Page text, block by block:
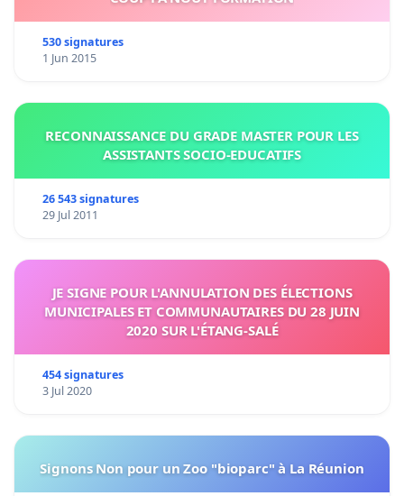
530 signatures
1 Jun 2015
RECONNAISSANCE DU GRADE MASTER POUR LES
ASSISTANTS SOCIO-EDUCATIFS
26 543 signatures
29 Jul 2011
JE SIGNE POUR L'ANNULATION DES ÉLECTIONS
MUNICIPALES ET COMMUNAUTAIRES DU 28 JUIN
2020 SUR L'ÉTANG-SALÉ
454 signatures
3 Jul 2020
Signons Non pour un Zoo "bioparc" à La Réunion